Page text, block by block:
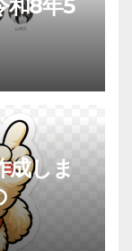
8年5
成しま